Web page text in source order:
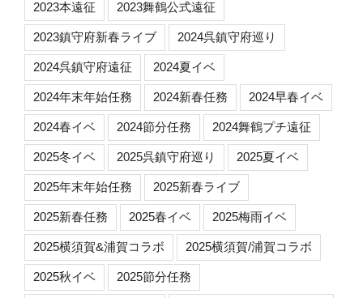
2023本遠征 2023舞鶴公式遠征
2023鎮守府新春ライブ 2024呉鎮守府巡り
2024呉鎮守府遠征 2024夏イベ
2024年末年始任務 2024新春任務 2024早春イベ
2024春イベ 2024節分任務 2024舞鶴プチ遠征
2025冬イベ 2025呉鎮守府巡り 2025夏イベ
2025年末年始任務 2025新春ライブ
2025新春任務 2025春イベ 2025梅雨イベ
2025横須賀&浦賀コラボ 2025横須賀/浦賀コラボ
2025秋イベ 2025節分任務